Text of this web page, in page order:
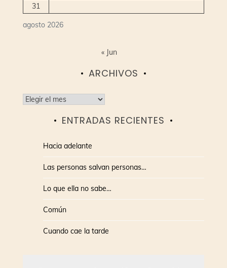
agosto 2026
31
« Jun
ARCHIVOS
Archivos
ENTRADAS RECIENTES
Hacia adelante
Las personas salvan personas…
Lo que ella no sabe…
Común
Cuando cae la tarde